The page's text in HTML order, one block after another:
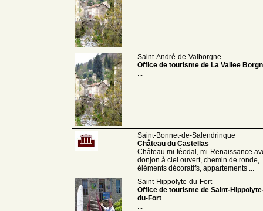
Saint-André-de-Valborgne
Office de tourisme de La Vallee
...
Saint-Bonnet-de-Salendrinque
Château du Castellas
Château mi-féodal, mi-Renaissance
donjon à ciel ouvert, chemin de ronde,
éléments décoratifs, appartements ...
Saint-Hippolyte-du-Fort
Office de tourisme de Saint-
du-Fort
...